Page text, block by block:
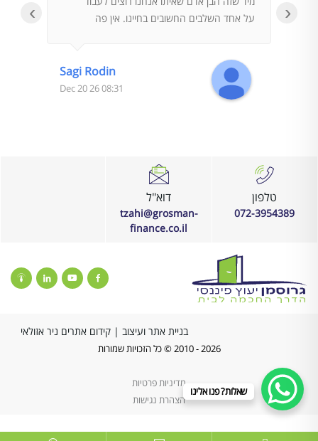
על אחד השלבים החשובים בחיינו. אין פה
מדהימה, הכל מאוד מקצועי ובלי פעולות ובזבוז
זמן מיותר. כמו כן הוא הצליח להשיג לנו עסקה
נהדרת. בהמשך הדרך כשהיינו צריכים ליווי גם
פשרה באיכות ונועם בשירות. כל הכבוד, המשך
Sagi Rodin
08:31 26 Dec 20
‹ ›
טלפון
072-3954389
דוא"ל
tzahi@grosman-
finance.co.il
2026 - 2010 © כל הזכויות שמורות
מדיניות פרטיות
הצהרת נגישות
בניית אתר ועיצוב | קידום אתרים ניר אזולאי
שאלות? פנו אלינו